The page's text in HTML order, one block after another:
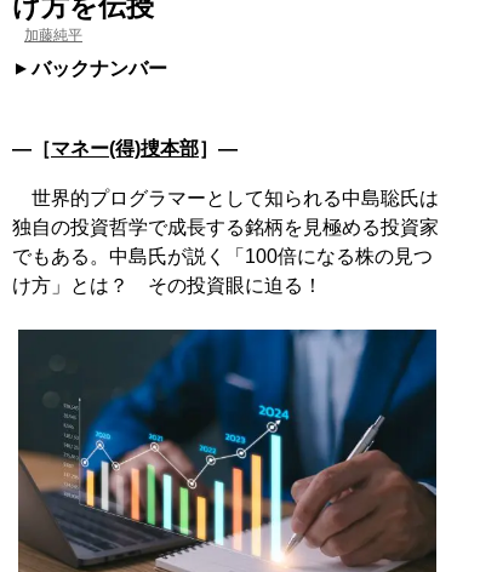
加藤純平
バックナンバー
―［マネー(得)捜本部］―
世界的プログラマーとして知られる中島聡氏は
独自の投資哲学で成長する銘柄を見極める投資家
でもある。中島氏が説く「100倍になる株の見つ
け方」とは？ その投資眼に迫る！